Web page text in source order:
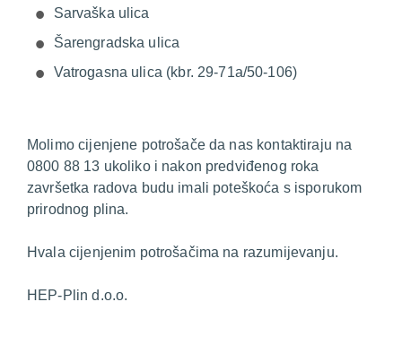
Sarvaška ulica
Šarengradska ulica
Vatrogasna ulica (kbr. 29-71a/50-106)
Molimo cijenjene potrošače da nas kontaktiraju na
0800 88 13 ukoliko i nakon predviđenog roka
završetka radova budu imali poteškoća s isporukom
prirodnog plina.
Hvala cijenjenim potrošačima na razumijevanju.
HEP-Plin d.o.o.